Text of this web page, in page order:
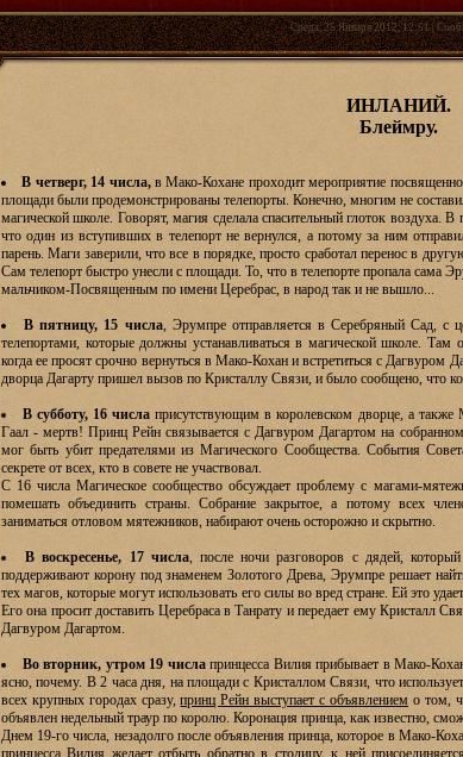
Среда, 25 Января 2012, 12:51 |
ИНЛАНИЙ.
Блеймру.
В четверг, 14 числа,в Мако-Кохане проходит мероприятие
площади были продемонстрированы телепорты. Конечно, многим не
магической школе. Говорят, магия сделала спасительный глоток воздуха.
что один из вступивших в телепорт не вернулся, а потому за ним
парень. Маги заверили, что все в порядке, просто сработал перенос в
Сам телепорт быстро унесли с площади. То, что в телепорте пропала сама
мальчиком-Посвященным по имени Церебрас, в народ так и не вышло...
В пятницу, 15 числа, Эрумпре отправляется в Серебряный Сад, с
телепортами, которые должны устанавливаться в магической школе.
когда ее просят срочно вернуться в Мако-Кохан и встретиться с Дагвуром
дворца Дагарту пришел вызов по Кристаллу Связи, и было сообщено, что
В субботу, 16 числа присутствующим в королевском дворце, а также
Гаал - мертв! Принц Рейн связывается с Дагвуром Дагартом на
мог быть убит предателями из Магического Сообщества. События
секрете от всех, кто в совете не участвовал.
С 16 числа Магическое сообщество обсуждает проблему с магами-
помешать объединить страны. Собрание закрытое, а потому всех
заниматься отловом мятежников, набирают очень осторожно и скрытно.
В воскресенье, 17 числа, после ночи разговоров с дядей,
поддерживают корону под знаменем Золотого Древа, Эрумпре решает
тех магов, которые могут использовать его силы во вред стране. Ей это
Его она просит доставить Церебраса в Танрату и передает ему Кристалл
Дагвуром Дагартом.
Во вторник, утром 19 числапринцесса Вилия прибывает в Мако-
ясно, почему. В 2 часа дня, на площади с Кристаллом Связи, что
всех крупных городах сразу,принц Рейн выступает с объявлениемо том,
объявлен недельный траур по королю. Коронация принца, как известно,
Днем 19-го числа, незадолго после объявления принца, которое в Мако-
принцесса Вилия желает отбыть обратно в столицу, к ней